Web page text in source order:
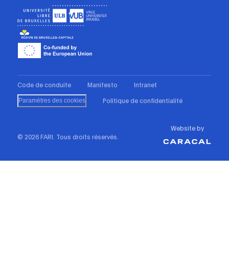
Code de conduite Manifesto Intranet
Paramètres des cookies Politique de confidentialité
© 2026 FARI. Tous droits réservés.
Website by